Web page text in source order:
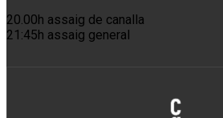
20.00h assaig de canalla
21:45h assaig general